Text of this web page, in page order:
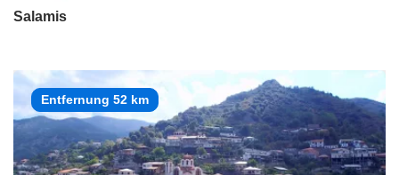
Salamis
Entfernung 52 km